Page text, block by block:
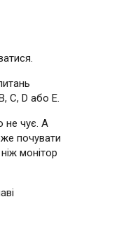
C, D або E.
не чує. А
почувати
монітор